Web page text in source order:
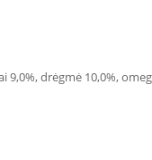
drėgmė 10,0%,